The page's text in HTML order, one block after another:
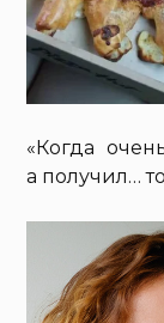
«Когда
а получил…